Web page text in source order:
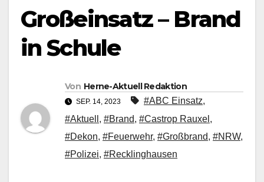
Großeinsatz – Brand
in Schule
Von Herne-Aktuell Redaktion
SEP. 14, 2023 #ABC Einsatz,
#Aktuell , #Brand, #Castrop Rauxel ,
#Dekon, #Feuerwehr, #Großbrand, #NRW,
#Polizei, #Recklinghausen